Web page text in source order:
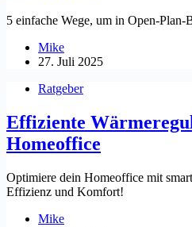
5 einfache Wege, um in Open-
Mike
27. Juli 2025
Ratgeber
Effiziente
Homeoffice
Optimiere dein Homeoffice mit
Effizienz und Komfort!
Mike